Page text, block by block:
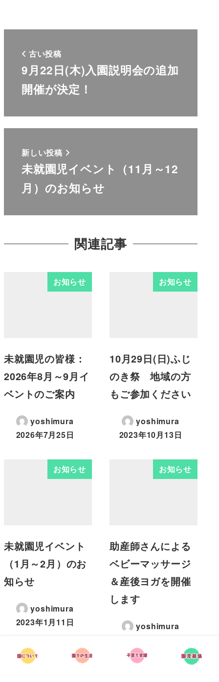
古い投稿
9月22日(木)入園説明会の追加
開催が決定！
新しい投稿
未就園児イベント（11月～12
月）のお知らせ
関連記事
お知らせ
未就園児の皆様：
2026年8月～9月イ
ベントのご案内
yoshimura
2026年7月25日
お知らせ
10月29日(日)ふじ
のき祭 地域の方
もご参加ください
yoshimura
2023年10月13日
お知らせ
未就園児イベント
（1月～2月）のお
知らせ
yoshimura
2023年1月11日
お知らせ
助産師さんによる
ベビーマッサージ
＆産後ヨガを開催
します
yoshimura